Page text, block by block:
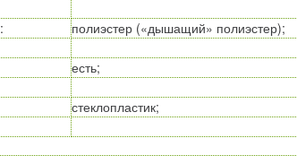
: полиэстер («дышащий» полиэстер);
есть;
стеклопластик;